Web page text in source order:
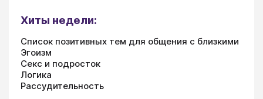
Хиты недели:
Список позитивных тем для общения с близкими
Эгоизм
Секс и подросток
Логика
Рассудительность